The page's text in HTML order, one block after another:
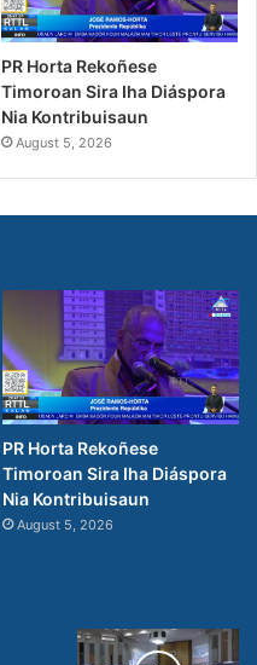
PR Horta Rekoñese
Timoroan Sira Iha Diáspora
Nia Kontribuisaun
August 5, 2026
PR Horta Rekoñese
Timoroan Sira Iha Diáspora
Nia Kontribuisaun
August 5, 2026